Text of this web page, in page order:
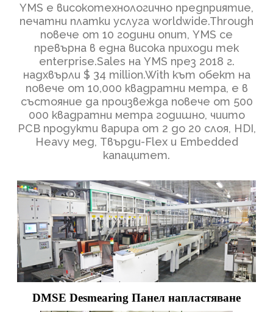
YMS е високотехнологично предприятие,
печатни платки услуга worldwide.Through
повече от 10 години опит, YMS се
превърна в една висока приходи тек
enterprise.Sales на YMS през 2018 г.
надхвърли $ 34 million.With кът обект на
повече от 10,000 квадратни метра, е в
състояние да произвежда повече от 500
000 квадратни метра годишно, чиито
PCB продукти варира от 2 до 20 слоя, HDI,
Heavy мед, Твърди-Flex и Embedded
капацитет.
DMSE Desmearing Панел напластяване